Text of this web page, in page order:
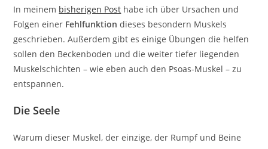
In meinem bisherigen Post habe ich über Ursachen und
Folgen einer Fehlfunktion dieses besondern Muskels
geschrieben. Außerdem gibt es einige Übungen die helfen
sollen den Beckenboden und die weiter tiefer liegenden
Muskelschichten – wie eben auch den Psoas-Muskel – zu
entspannen.
Die Seele
Warum dieser Muskel, der einzige, der Rumpf und Beine